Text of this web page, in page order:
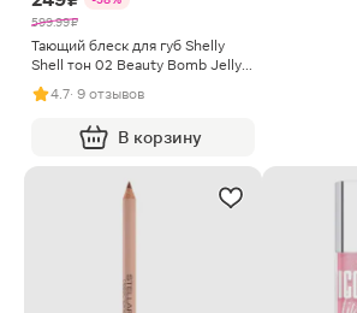
599.99 ₽
Тающий блеск для губ Shelly
Shell тон 02 Beauty Bomb Jelly
Pirates
4.7· 9 отзывов
В корзину